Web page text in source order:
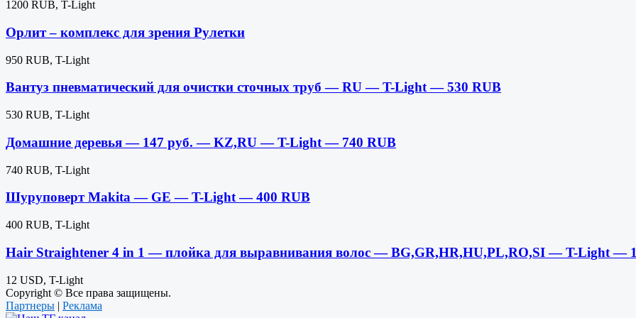
1200 RUB, T-Light
Орлит – комплекс для зрения Рулетки
950 RUB, T-Light
Вантуз пневматический для очистки сточных труб — RU — T-Light — 530 RUB
530 RUB, T-Light
Домашние деревья — 147 руб. — KZ,RU — T-Light — 740 RUB
740 RUB, T-Light
Шуруповерт Makita — GE — T-Light — 400 RUB
400 RUB, T-Light
Hair Straightener 4 in 1 — плойка для выравнивания волос — BG,GR,HR,HU,PL,RO,SI — T-Light —
12 USD, T-Light
Copyright © Все права защищены.
Партнеры | Реклама